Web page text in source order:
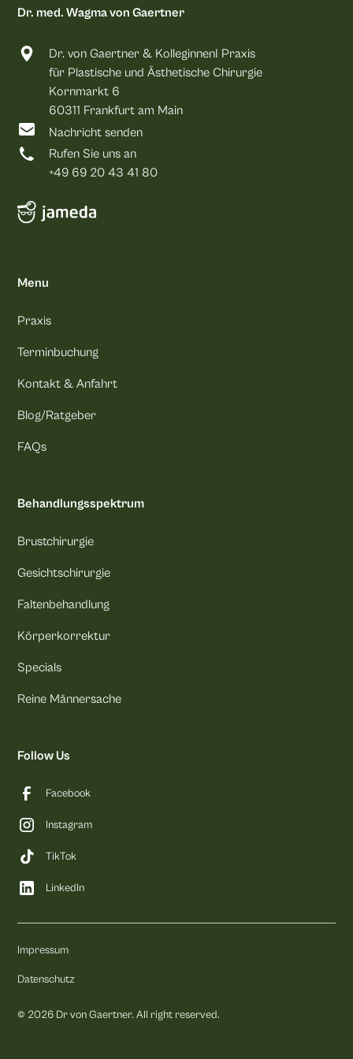
Dr. med. Wagma von Gaertner
Dr. von Gaertner & KolleginnenI Praxis
für Plastische und Ästhetische Chirurgie
Kornmarkt 6
60311 Frankfurt am Main
Nachricht senden
Rufen Sie uns an
+49 69 20 43 41 80
Menu
Praxis
Terminbuchung
Kontakt & Anfahrt
Blog/Ratgeber
FAQs
Behandlungsspektrum
Brustchirurgie
Gesichtschirurgie
Faltenbehandlung
Körperkorrektur
Specials
Reine Männersache
Follow Us
Facebook
Instagram
TikTok
LinkedIn
© 2026 Dr von Gaertner. All right reserved.
Impressum
Datenschutz